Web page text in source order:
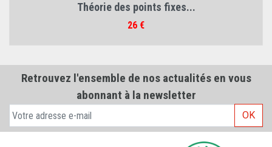
Théorie des points fixes...
Prix
26 €
Retrouvez l'ensemble de nos actualités en vous
abonnant à la newsletter
OK